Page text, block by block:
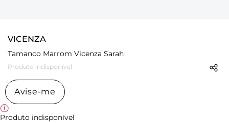
VICENZA
Tamanco Marrom Vicenza Sarah
Produto indisponível
Avise-me
Produto indisponível